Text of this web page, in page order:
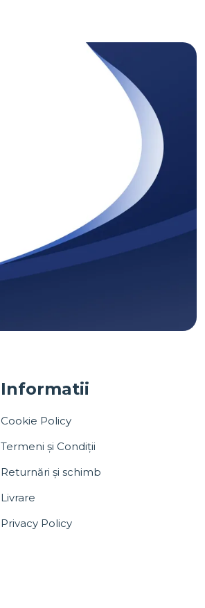
Informatii
Cookie Policy
Termeni și Condiții
Returnări și schimb
Livrare
Privacy Policy